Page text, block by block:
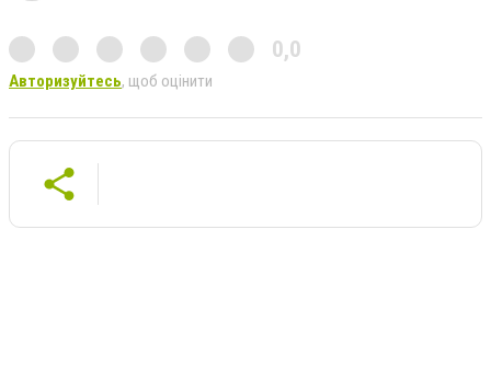
0,0
Авторизуйтесь, щоб оцінити